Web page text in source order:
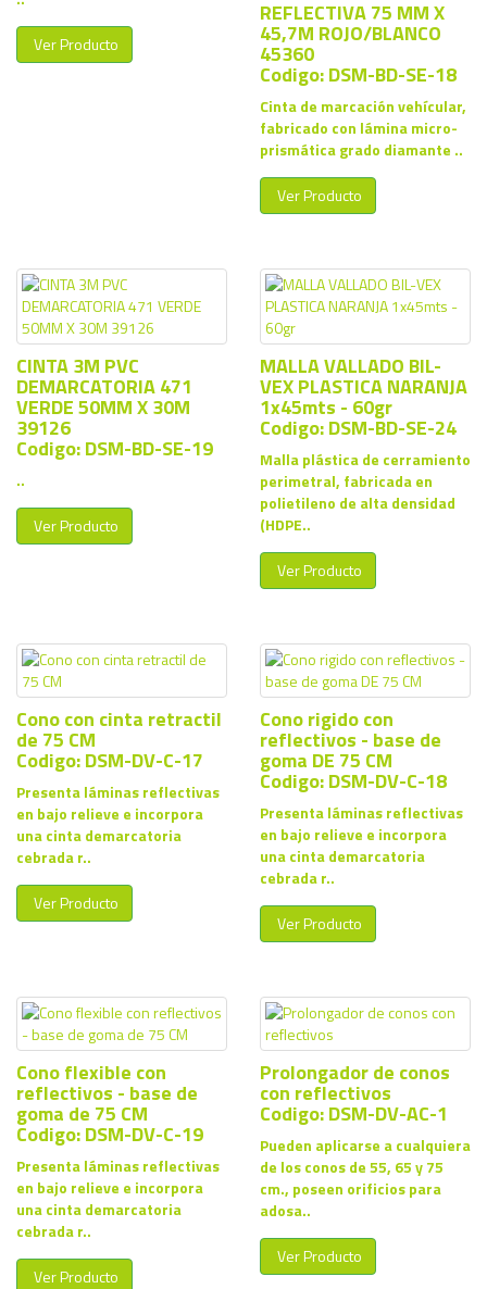
Ver Producto
REFLECTIVA 75 MM X
45,7M ROJO/BLANCO
45360
Codigo: DSM-BD-SE-18
Cinta de marcación vehícular,
fabricado con lámina micro-
prismática grado diamante ..
Ver Producto
CINTA 3M PVC
DEMARCATORIA 471
VERDE 50MM X 30M
39126
Codigo: DSM-BD-SE-19
..
Ver Producto
MALLA VALLADO BIL-
VEX PLASTICA NARANJA
1x45mts - 60gr
Codigo: DSM-BD-SE-24
Malla plástica de cerramiento
perimetral, fabricada en
polietileno de alta densidad
(HDPE..
Ver Producto
Cono con cinta retractil
de 75 CM
Codigo: DSM-DV-C-17
Presenta láminas reflectivas
en bajo relieve e incorpora
una cinta demarcatoria
cebrada r..
Ver Producto
Cono rigido con
reflectivos - base de
goma DE 75 CM
Codigo: DSM-DV-C-18
Presenta láminas reflectivas
en bajo relieve e incorpora
una cinta demarcatoria
cebrada r..
Ver Producto
Cono flexible con
reflectivos - base de
goma de 75 CM
Codigo: DSM-DV-C-19
Presenta láminas reflectivas
en bajo relieve e incorpora
una cinta demarcatoria
cebrada r..
Ver Producto
Prolongador de conos
con reflectivos
Codigo: DSM-DV-AC-1
Pueden aplicarse a cualquiera
de los conos de 55, 65 y 75
cm., poseen orificios para
adosa..
Ver Producto